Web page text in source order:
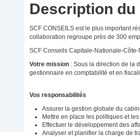
Description du
SCF CONSEILS est le plus important
collaboration regroupe près de 300
SCF Conseils Capitale-Nationale-
Votre mission : Sous la direction de la
gestionnaire en comptabilité et en
Vos responsabilités
Assurer la gestion globale du
Mettre en place les politiques et
Effectuer le développement des
Analyser et planifier la charge de